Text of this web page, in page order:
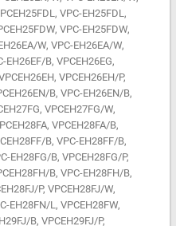
VPC-EH25FDL,
VPC-EH25FDW,
W, VPC-EH26EA/W,
EH26EF/B, VPCEH26EG,
VPCEH26EH/P,
B, VPC-EH26EN/B,
VPCEH27FG/W,
VPCEH28FA/B,
B, VPC-EH28FF/B,
EH28FG/B, VPCEH28FG/P,
B, VPC-EH28FH/B,
P, VPCEH28FJ/W,
EH28FN/L, VPCEH28FW,
B, VPCEH29FJ/P,